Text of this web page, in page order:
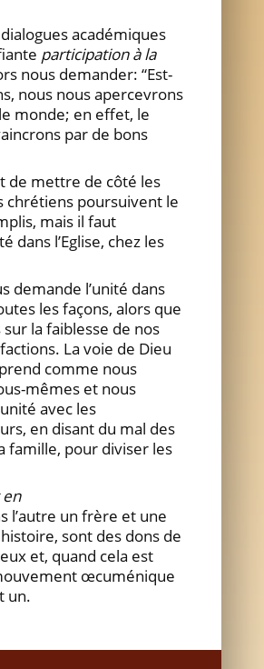
académiques
participation à la
nous demander: “Est-
nous nous apercevrons
monde; en effet, le
par de bons
de mettre de côté les
chrétiens poursuivent le
mais il faut
dans l’Eglise, chez les
demande l’unité dans
les façons, alors que
la faiblesse de nos
La voie de Dieu
comme nous
mêmes et nous
avec les
en disant du mal des
famille, pour diviser les
l’autre un frère et une
sont des dons de
et, quand cela est
œcuménique
un.